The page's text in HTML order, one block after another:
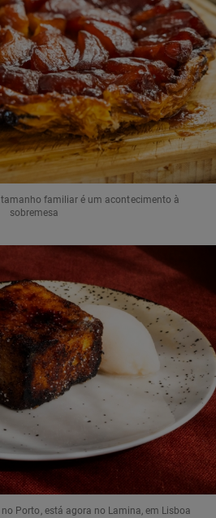
familiar é um acontecimento à
sobremesa
Porto, está agora no Lamina, em Lisboa